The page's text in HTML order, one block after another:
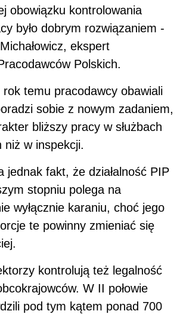
obowiązku kontrolowania
było dobrym rozwiązaniem -
ekspert
Polskich.
temu pracodawcy obawiali
sobie z nowym zadaniem,
bliższy pracy w służbach
niż w inspekcji.
jednak fakt, że działalność PIP
stopniu polega na
wyłącznie karaniu, choć jego
te powinny zmieniać się
kontrolują też legalność
W II połowie
pod tym kątem ponad 700